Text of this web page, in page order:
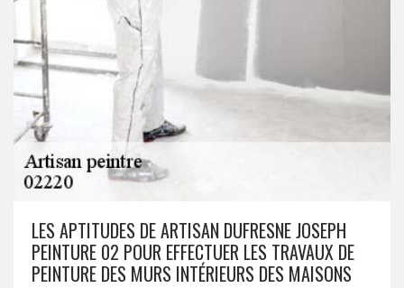
LES APTITUDES DE ARTISAN DUFRESNE JOSEPH
PEINTURE 02 POUR EFFECTUER LES TRAVAUX DE
PEINTURE DES MURS INTÉRIEURS DES MAISONS